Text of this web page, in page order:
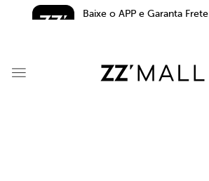
Baixe o APP e Garanta Frete